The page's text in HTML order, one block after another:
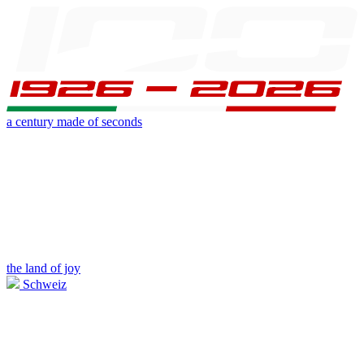
a century made of seconds
the land of joy
Schweiz